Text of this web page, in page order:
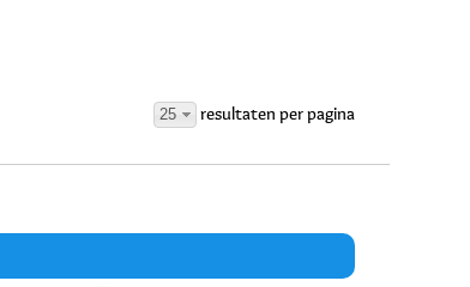
25 resultaten per pagina